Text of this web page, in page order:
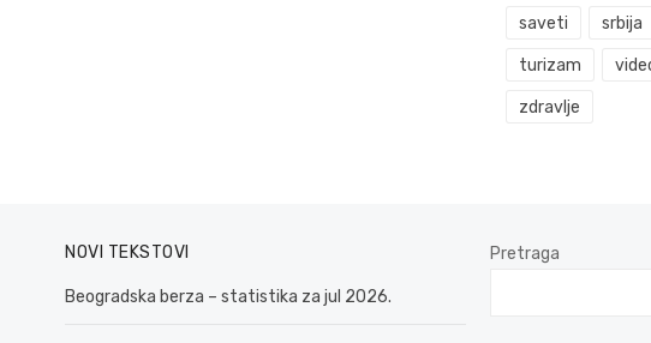
saveti srbija
turizam
zdravlje
NOVI TEKSTOVI
Beogradska berza – statistika za jul 2026.
Pretraga